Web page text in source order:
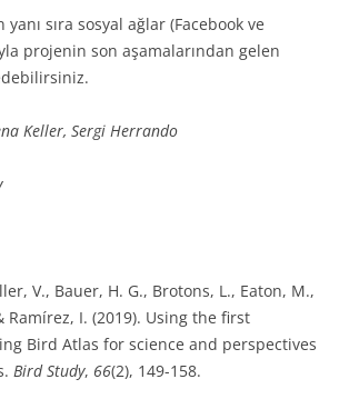
sıra sosyal ağlar (Facebook ve
projenin son aşamalarından gelen
Keller, Sergi Herrando
V., Bauer, H. G., Brotons, L., Eaton, M.,
Ramírez, I. (2019). Using the first
Bird Atlas for science and perspectives
Bird Study, 66(2), 149-158.